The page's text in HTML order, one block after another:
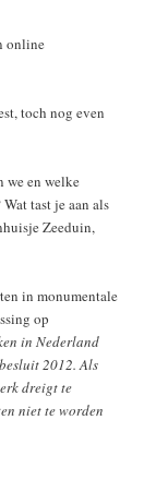
online
toch nog even
we en welke
tast je aan als
Zeeduin,
in monumentale
op
in Nederland
2012. Als
dreigt te
niet te worden